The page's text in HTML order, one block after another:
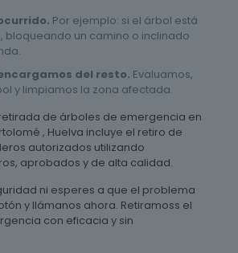
Por ejemplo: si el árbol está
bloqueando un camino o inclinado
del resto. Evaluamos,
y limpiamos la zona afectada.
de árboles de emergencia en
, Huelva incluye el retiro de
autorizados utilizando
aprobados y de alta calidad.
ni esperes a que el problema
y llámanos ahora. Retiramoss el
con eficacia y sin